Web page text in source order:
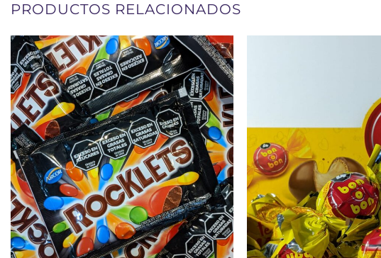
PRODUCTOS RELACIONADOS